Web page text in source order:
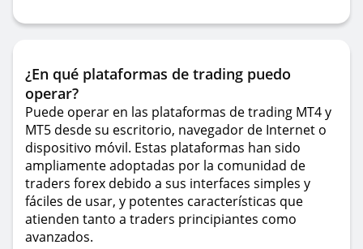
¿En qué plataformas de trading puedo
operar?
Puede operar en las plataformas de trading MT4 y
MT5 desde su escritorio, navegador de Internet o
dispositivo móvil. Estas plataformas han sido
ampliamente adoptadas por la comunidad de
traders forex debido a sus interfaces simples y
fáciles de usar, y potentes características que
atienden tanto a traders principiantes como
avanzados.